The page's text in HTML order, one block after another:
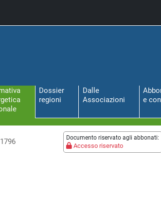
Dossier
regioni
Dalle
Associazioni
e
Documento riservato agli abbonati:
Accesso riservato